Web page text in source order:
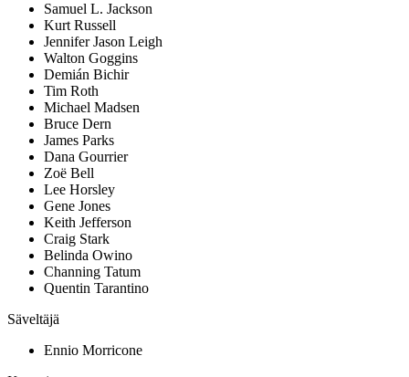
Samuel L. Jackson
Kurt Russell
Jennifer Jason Leigh
Walton Goggins
Demián Bichir
Tim Roth
Michael Madsen
Bruce Dern
James Parks
Dana Gourrier
Zoë Bell
Lee Horsley
Gene Jones
Keith Jefferson
Craig Stark
Belinda Owino
Channing Tatum
Quentin Tarantino
Säveltäjä
Ennio Morricone